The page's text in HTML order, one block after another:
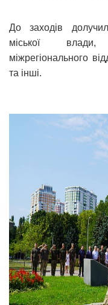
До заходів
міської влади,
міжрегіонального
та інші.